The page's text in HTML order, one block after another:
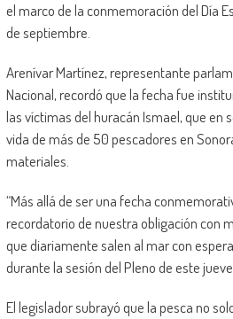
el marco de la conmemoración del Día
de septiembre.
Arenívar Martínez, representante
Nacional, recordó que la fecha fue
las víctimas del huracán Ismael, que en
vida de más de 50 pescadores en
materiales.
“Más allá de ser una fecha
recordatorio de nuestra obligación con
que diariamente salen al mar con
durante la sesión del Pleno de este
El legislador subrayó que la pesca no